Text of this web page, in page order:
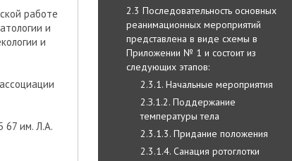
2.3 Последовательность основных
реанимационных мероприятий
представлена в виде схемы в
Приложении № 1 и состоит из
следующих этапов:
2.3.1. Начальные мероприятия
2.З.1.2. Поддержание
температуры тела
2.3.1.3. Придание положения
2.3.1.4. Санация ротоглотки
работе
и
и
67 им. Л.А.